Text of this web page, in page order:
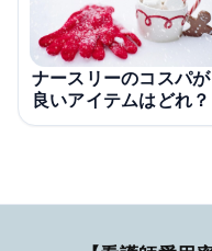
ナースリーのコスパが
良いアイテムはどれ？